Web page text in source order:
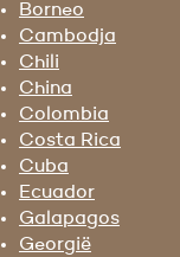
Borneo
Cambodja
Chili
China
Colombia
Costa Rica
Cuba
Ecuador
Galapagos
Georgië